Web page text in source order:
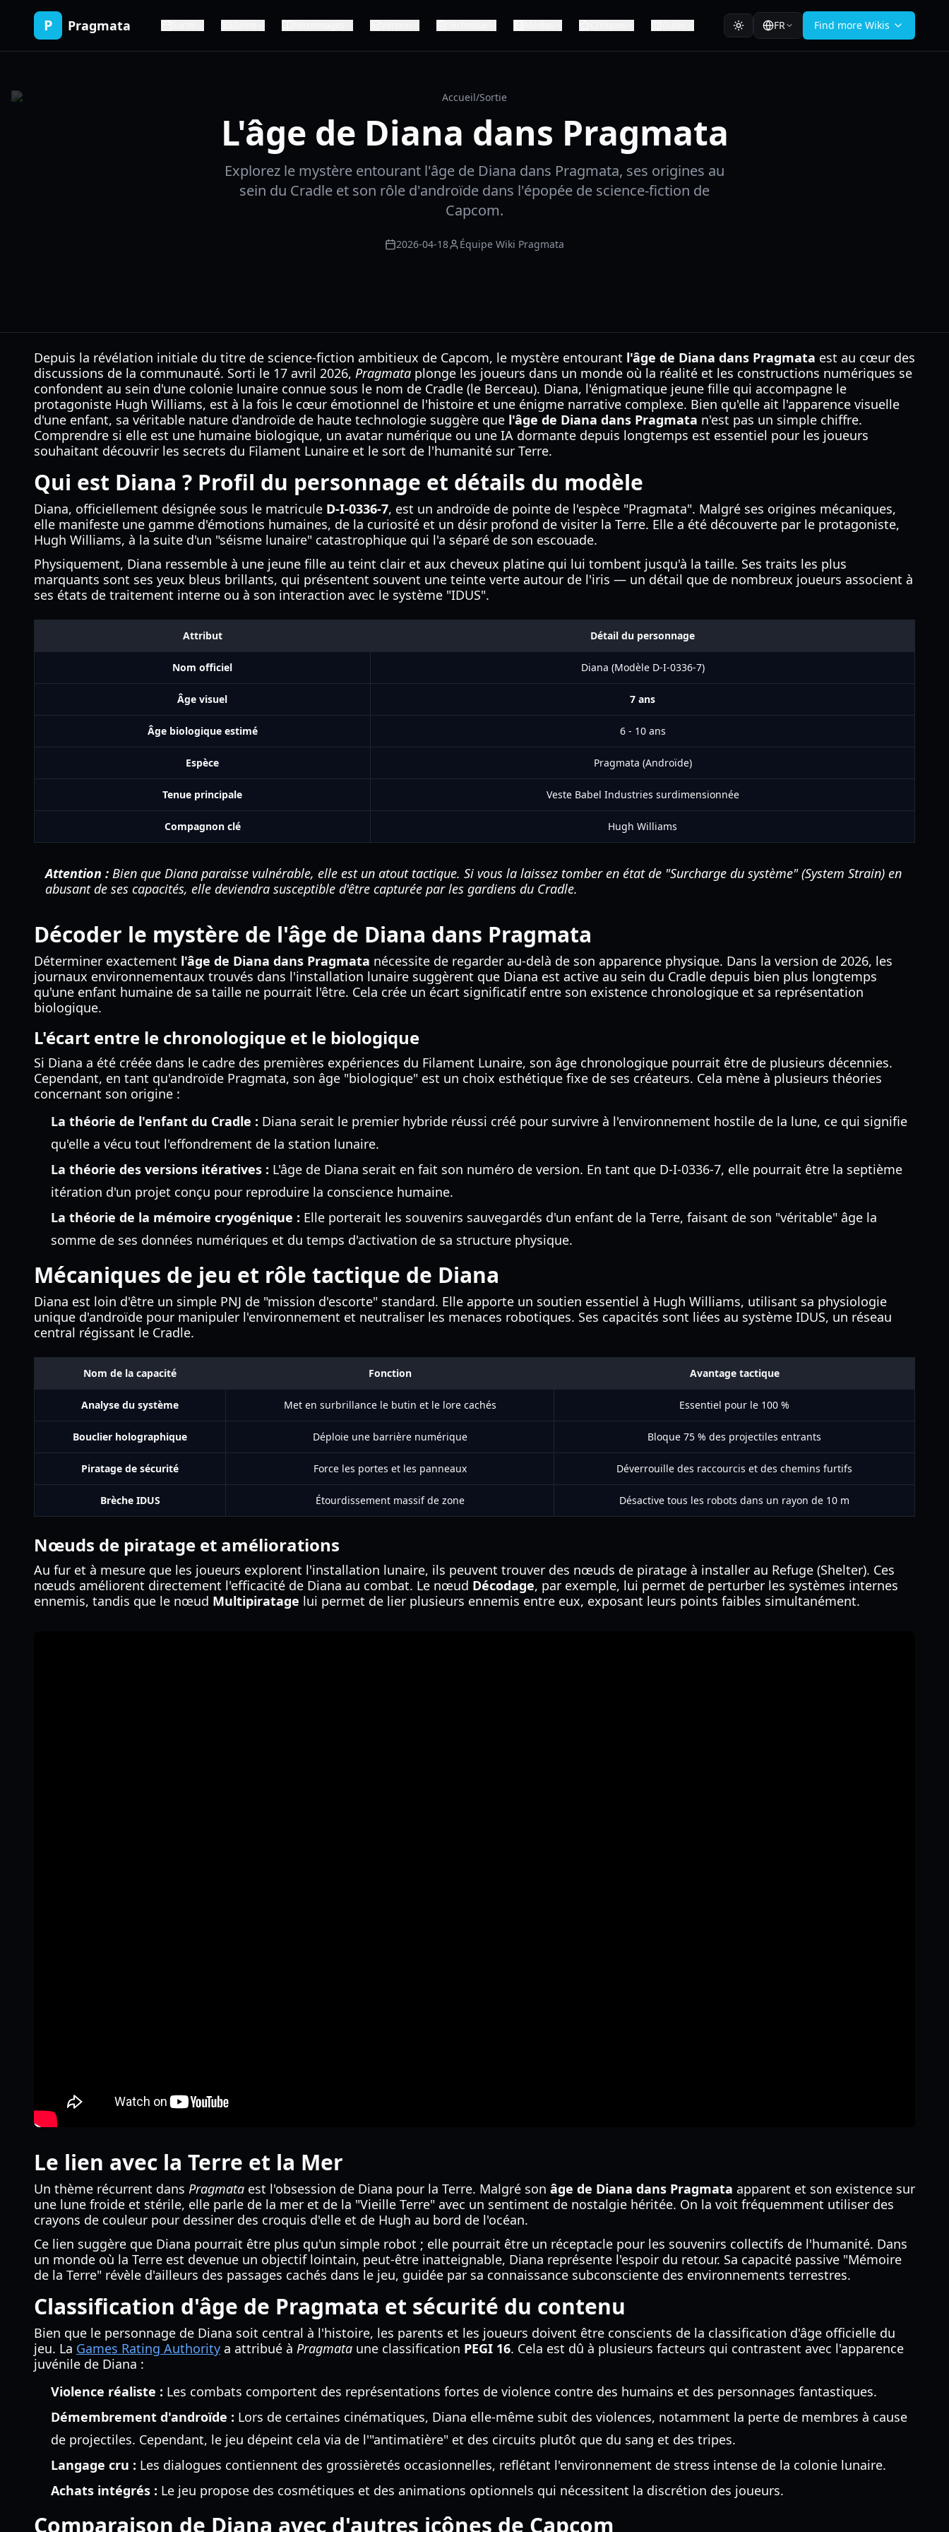
P Pragmata FR Find more Wikis
Accueil/Sortie
L'âge de Diana dans Pragmata
Explorez le mystère entourant l'âge de Diana dans Pragmata, ses origines au
sein du Cradle et son rôle d'androïde dans l'épopée de science-fiction de
Capcom.
2026-04-18 Équipe Wiki Pragmata
Depuis la révélation initiale du titre de science-fiction ambitieux de Capcom, le mystère entourant l'âge de Diana dans Pragmata est au cœur des
discussions de la communauté. Sorti le 17 avril 2026, Pragmata plonge les joueurs dans un monde où la réalité et les constructions numériques se
confondent au sein d'une colonie lunaire connue sous le nom de Cradle (le Berceau). Diana, l'énigmatique jeune fille qui accompagne le
protagoniste Hugh Williams, est à la fois le cœur émotionnel de l'histoire et une énigme narrative complexe. Bien qu'elle ait l'apparence visuelle
d'une enfant, sa véritable nature d'androïde de haute technologie suggère que l'âge de Diana dans Pragmata n'est pas un simple chiffre.
Comprendre si elle est une humaine biologique, un avatar numérique ou une IA dormante depuis longtemps est essentiel pour les joueurs
souhaitant découvrir les secrets du Filament Lunaire et le sort de l'humanité sur Terre.
Qui est Diana ? Profil du personnage et détails du modèle
Diana, officiellement désignée sous le matricule D-I-0336-7, est un androïde de pointe de l'espèce "Pragmata". Malgré ses origines mécaniques,
elle manifeste une gamme d'émotions humaines, de la curiosité et un désir profond de visiter la Terre. Elle a été découverte par le protagoniste,
Hugh Williams, à la suite d'un "séisme lunaire" catastrophique qui l'a séparé de son escouade.
Physiquement, Diana ressemble à une jeune fille au teint clair et aux cheveux platine qui lui tombent jusqu'à la taille. Ses traits les plus
marquants sont ses yeux bleus brillants, qui présentent souvent une teinte verte autour de l'iris — un détail que de nombreux joueurs associent à
ses états de traitement interne ou à son interaction avec le système "IDUS".
Attribut Détail du personnage
Nom officiel Diana (Modèle D-I-0336-7)
Âge visuel 7 ans
Âge biologique estimé 6 - 10 ans
Espèce Pragmata (Androïde)
Tenue principale Veste Babel Industries surdimensionnée
Compagnon clé Hugh Williams
Attention : Bien que Diana paraisse vulnérable, elle est un atout tactique. Si vous la laissez tomber en état de "Surcharge du système" (System Strain) en
abusant de ses capacités, elle deviendra susceptible d'être capturée par les gardiens du Cradle.
Décoder le mystère de l'âge de Diana dans Pragmata
Déterminer exactement l'âge de Diana dans Pragmata nécessite de regarder au-delà de son apparence physique. Dans la version de 2026, les
journaux environnementaux trouvés dans l'installation lunaire suggèrent que Diana est active au sein du Cradle depuis bien plus longtemps
qu'une enfant humaine de sa taille ne pourrait l'être. Cela crée un écart significatif entre son existence chronologique et sa représentation
biologique.
L'écart entre le chronologique et le biologique
Si Diana a été créée dans le cadre des premières expériences du Filament Lunaire, son âge chronologique pourrait être de plusieurs décennies.
Cependant, en tant qu'androïde Pragmata, son âge "biologique" est un choix esthétique fixe de ses créateurs. Cela mène à plusieurs théories
concernant son origine :
La théorie de l'enfant du Cradle : Diana serait le premier hybride réussi créé pour survivre à l'environnement hostile de la lune, ce qui signifie
qu'elle a vécu tout l'effondrement de la station lunaire.
La théorie des versions itératives : L'âge de Diana serait en fait son numéro de version. En tant que D-I-0336-7, elle pourrait être la septième
itération d'un projet conçu pour reproduire la conscience humaine.
La théorie de la mémoire cryogénique : Elle porterait les souvenirs sauvegardés d'un enfant de la Terre, faisant de son "véritable" âge la
somme de ses données numériques et du temps d'activation de sa structure physique.
Mécaniques de jeu et rôle tactique de Diana
Diana est loin d'être un simple PNJ de "mission d'escorte" standard. Elle apporte un soutien essentiel à Hugh Williams, utilisant sa physiologie
unique d'androïde pour manipuler l'environnement et neutraliser les menaces robotiques. Ses capacités sont liées au système IDUS, un réseau
central régissant le Cradle.
Nom de la capacité Fonction Avantage tactique
Analyse du système Met en surbrillance le butin et le lore cachés Essentiel pour le 100 %
Bouclier holographique Déploie une barrière numérique Bloque 75 % des projectiles entrants
Piratage de sécurité Force les portes et les panneaux Déverrouille des raccourcis et des chemins furtifs
Brèche IDUS Étourdissement massif de zone Désactive tous les robots dans un rayon de 10 m
Nœuds de piratage et améliorations
Au fur et à mesure que les joueurs explorent l'installation lunaire, ils peuvent trouver des nœuds de piratage à installer au Refuge (Shelter). Ces
nœuds améliorent directement l'efficacité de Diana au combat. Le nœud Décodage, par exemple, lui permet de perturber les systèmes internes
ennemis, tandis que le nœud Multipiratage lui permet de lier plusieurs ennemis entre eux, exposant leurs points faibles simultanément.
Le lien avec la Terre et la Mer
Un thème récurrent dans Pragmata est l'obsession de Diana pour la Terre. Malgré son âge de Diana dans Pragmata apparent et son existence sur
une lune froide et stérile, elle parle de la mer et de la "Vieille Terre" avec un sentiment de nostalgie héritée. On la voit fréquemment utiliser des
crayons de couleur pour dessiner des croquis d'elle et de Hugh au bord de l'océan.
Ce lien suggère que Diana pourrait être plus qu'un simple robot ; elle pourrait être un réceptacle pour les souvenirs collectifs de l'humanité. Dans
un monde où la Terre est devenue un objectif lointain, peut-être inatteignable, Diana représente l'espoir du retour. Sa capacité passive "Mémoire
de la Terre" révèle d'ailleurs des passages cachés dans le jeu, guidée par sa connaissance subconsciente des environnements terrestres.
Classification d'âge de Pragmata et sécurité du contenu
Bien que le personnage de Diana soit central à l'histoire, les parents et les joueurs doivent être conscients de la classification d'âge officielle du
jeu. La Games Rating Authority a attribué à Pragmata une classification PEGI 16. Cela est dû à plusieurs facteurs qui contrastent avec l'apparence
juvénile de Diana :
Violence réaliste : Les combats comportent des représentations fortes de violence contre des humains et des personnages fantastiques.
Démembrement d'androïde : Lors de certaines cinématiques, Diana elle-même subit des violences, notamment la perte de membres à cause
de projectiles. Cependant, le jeu dépeint cela via de l'"antimatière" et des circuits plutôt que du sang et des tripes.
Langage cru : Les dialogues contiennent des grossièretés occasionnelles, reflétant l'environnement de stress intense de la colonie lunaire.
Achats intégrés : Le jeu propose des cosmétiques et des animations optionnels qui nécessitent la discrétion des joueurs.
Comparaison de Diana avec d'autres icônes de Capcom